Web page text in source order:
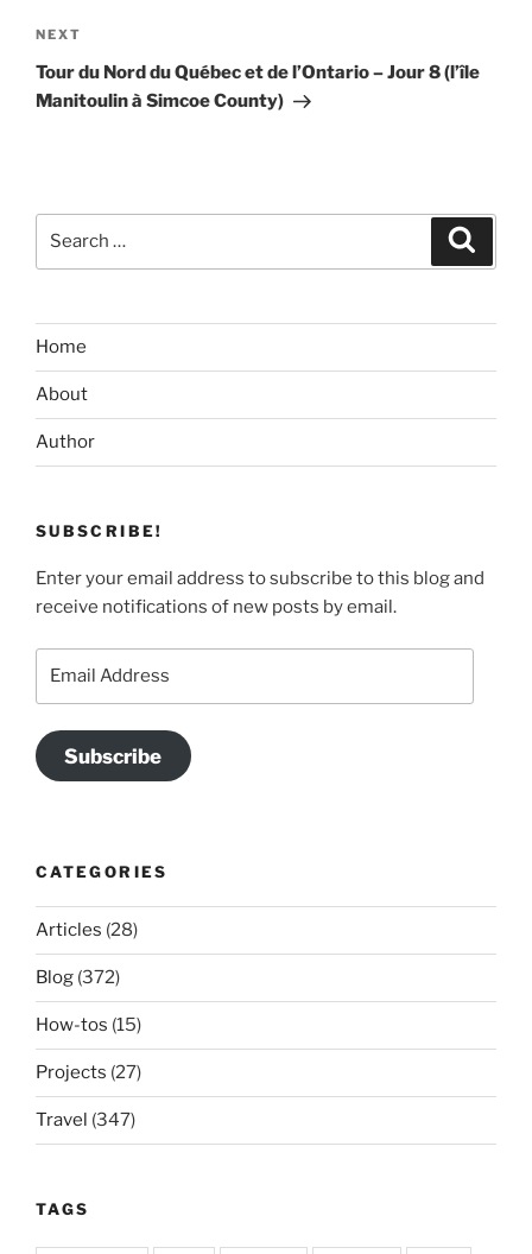
Next
Post
NEXT
Tour du Nord du Québec et de l’Ontario – Jour 8 (l’île
Manitoulin à Simcoe County)
Home
About
Author
SUBSCRIBE!
Enter your email address to subscribe to this blog and
receive notifications of new posts by email.
Subscribe
CATEGORIES
Articles (28)
Blog (372)
How-tos (15)
Projects (27)
Travel (347)
TAGS